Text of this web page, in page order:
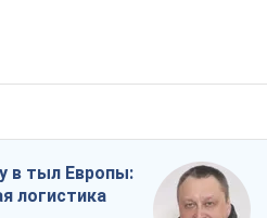
в тыл Европы:
логистика